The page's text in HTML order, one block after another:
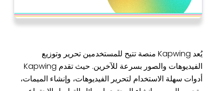
يُعد Kapwing منصة تتيح للمستخدمين تحرير وتوزيع
الفيديوهات والصور بسرعة للآخرين. حيث تقدم Kapwing
أدوات سهلة الاستخدام لتحرير الفيديوهات، وإنشاء الميمات،